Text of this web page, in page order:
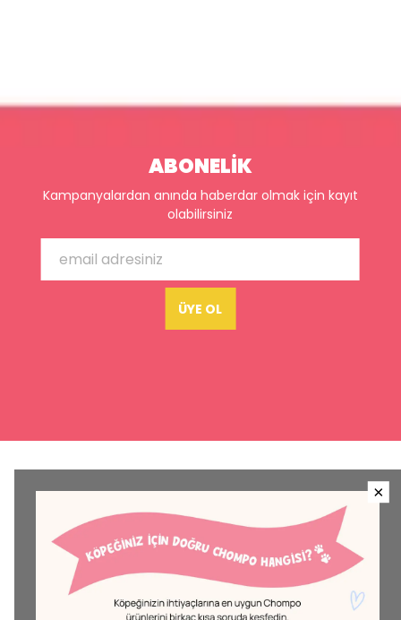
ABONELİK
Kampanyalardan anında haberdar olmak için kayıt
olabilirsiniz
ÜYE OL
×